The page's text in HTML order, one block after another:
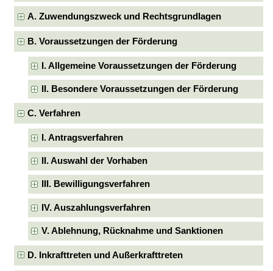
A. Zuwendungszweck und Rechtsgrundlagen
B. Voraussetzungen der Förderung
I. Allgemeine Voraussetzungen der Förderung
II. Besondere Voraussetzungen der Förderung
C. Verfahren
I. Antragsverfahren
II. Auswahl der Vorhaben
III. Bewilligungsverfahren
IV. Auszahlungsverfahren
V. Ablehnung, Rücknahme und Sanktionen
D. Inkrafttreten und Außerkrafttreten